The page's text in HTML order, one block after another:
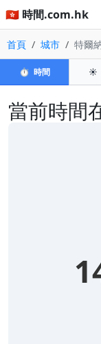
🇭🇰 時間.com.hk
首頁 城市 特爾
⏱️ 時間 ☀️
當前時間